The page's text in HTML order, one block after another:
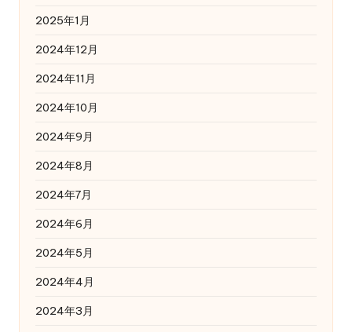
2025年1月
2024年12月
2024年11月
2024年10月
2024年9月
2024年8月
2024年7月
2024年6月
2024年5月
2024年4月
2024年3月